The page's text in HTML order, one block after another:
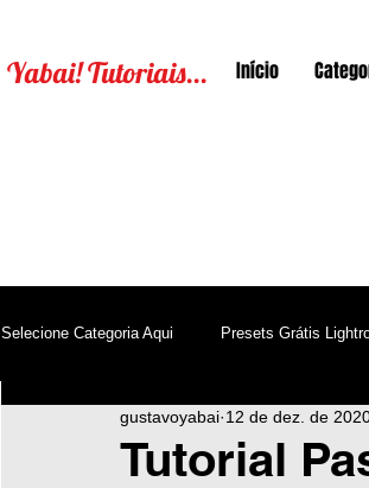
Yabai! Tutoriais... Início
Selecione Categoria Aqui Presets Grátis
After Effects Android Destaques
Tutorial
gustavoyabai 12 de dez. de